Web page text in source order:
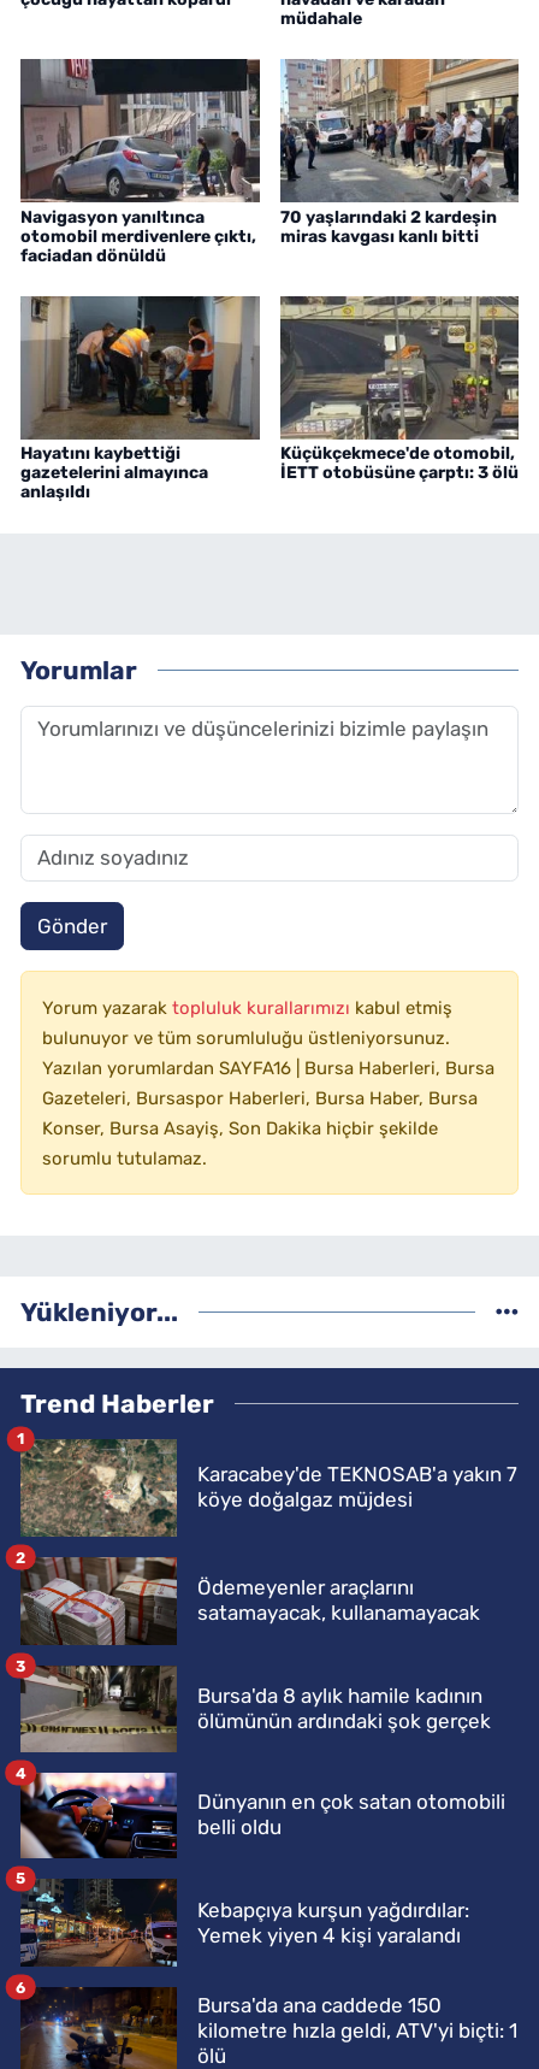
müdahale
Navigasyon yanıltınca
otomobil merdivenlere çıktı,
faciadan dönüldü
70 yaşlarındaki 2 kardeşin
miras kavgası kanlı bitti
Hayatını kaybettiği
gazetelerini almayınca
anlaşıldı
Küçükçekmece'de otomobil,
İETT otobüsüne çarptı: 3 ölü
Yorumlar
Gönder
Yorum yazarak topluluk kurallarımızı kabul etmiş
bulunuyor ve tüm sorumluluğu üstleniyorsunuz.
Yazılan yorumlardan SAYFA16 | Bursa Haberleri, Bursa
Gazeteleri, Bursaspor Haberleri, Bursa Haber, Bursa
Konser, Bursa Asayiş, Son Dakika hiçbir şekilde
sorumlu tutulamaz.
Yükleniyor...
Trend Haberler
Karacabey'de TEKNOSAB'a yakın 7
köye doğalgaz müjdesi
1
Ödemeyenler araçlarını
satamayacak, kullanamayacak
2
Bursa'da 8 aylık hamile kadının
ölümünün ardındaki şok gerçek
3
Dünyanın en çok satan otomobili
belli oldu
4
Kebapçıya kurşun yağdırdılar:
Yemek yiyen 4 kişi yaralandı
5
Bursa'da ana caddede 150
kilometre hızla geldi, ATV'yi biçti: 1
ölü
6